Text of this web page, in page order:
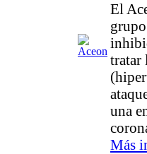
El
tratar
una
Más